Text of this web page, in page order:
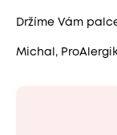
Držíme Vám
Michal,